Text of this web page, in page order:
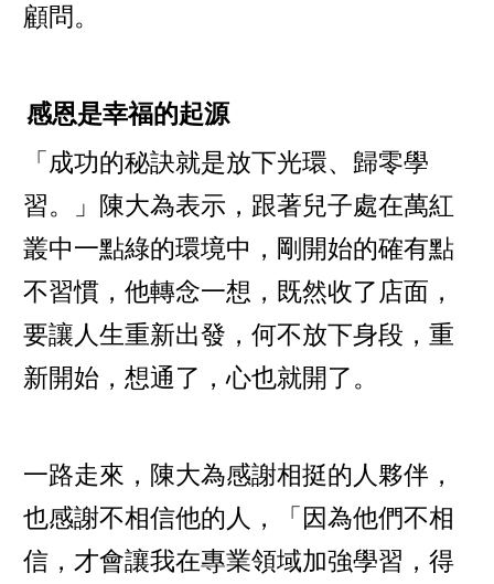
顧問。
感恩是幸福的起源
「成功的秘訣就是放下光環、歸零學
習。」陳大為表示，跟著兒子處在萬紅
叢中一點綠的環境中，剛開始的確有點
不習慣，他轉念一想，既然收了店面，
要讓人生重新出發，何不放下身段，重
新開始，想通了，心也就開了。
一路走來，陳大為感謝相挺的人夥伴，
也感謝不相信他的人，「因為他們不相
信，才會讓我在專業領域加強學習，得